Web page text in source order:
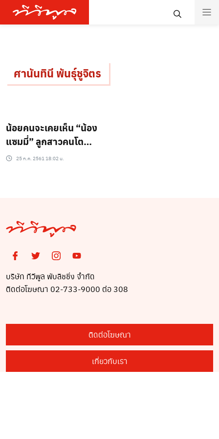
ศานันทินี พันธุ์ชูจิตร
น้อยคนจะเคยเห็น “น้อง
แซมมี่” ลูกสาวคนโต
“เกริก ชิลเลอร์” ยิ่งโตยิ่ง
25 ก.ค. 2561 18:02 น.
บริษัท ทีวีพูล พับลิชชิ่ง จำกัด
ติดต่อโฆษณา 02-733-9000 ต่อ 308
ติดต่อโฆษณา
เกี่ยวกับเรา